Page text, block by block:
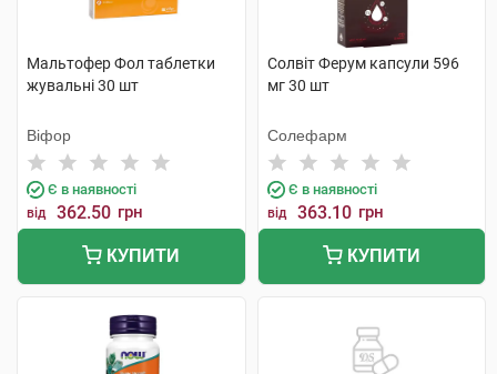
Мальтофер Фол таблетки
жувальні 30 шт
Віфор
Є в наявності
від 362.50 грн
КУПИТИ
Солвіт Ферум капсули 596
мг 30 шт
Солефарм
Є в наявності
від 363.10 грн
КУПИТИ